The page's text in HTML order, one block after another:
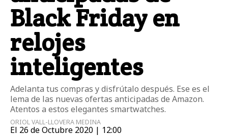
Libros
Moda él
Moda ella
Motos
Móviles
Ordenadores
Tablets
Tecnología
TV
Videojuegos
Vuelos
Zapatos
Black Friday en
relojes
inteligentes
Adelanta tus compras y disfrútalo después. Ese es el
lema de las nuevas ofertas anticipadas de Amazon.
Atentos a estos elegantes smartwatches.
ORIOL VALL-LLOVERA MEDINA
El 26 de Octubre 2020 | 12:00